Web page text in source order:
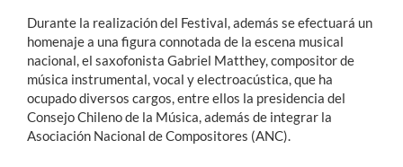
Durante la realización del Festival, además se efectuará un
homenaje a una figura connotada de la escena musical
nacional, el saxofonista Gabriel Matthey, compositor de
música instrumental, vocal y electroacústica, que ha
ocupado diversos cargos, entre ellos la presidencia del
Consejo Chileno de la Música, además de integrar la
Asociación Nacional de Compositores (ANC).